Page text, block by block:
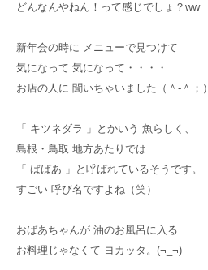
どんなんやねん！って感じでしょ？ww
新年会の時に メニューで見つけて
気になって 気になって・・・・
お店の人に 聞いちゃいました（＾-＾；）
「 キツネダラ 」とかいう 魚らしく、
島根・鳥取 地方あたりでは
「 ばばあ 」と呼ばれているそうです。
すごい 呼び名ですよね（笑）
おばあちゃんが 油のお風呂に入る
お料理じゃなくて ヨカッタ。(¬_¬)